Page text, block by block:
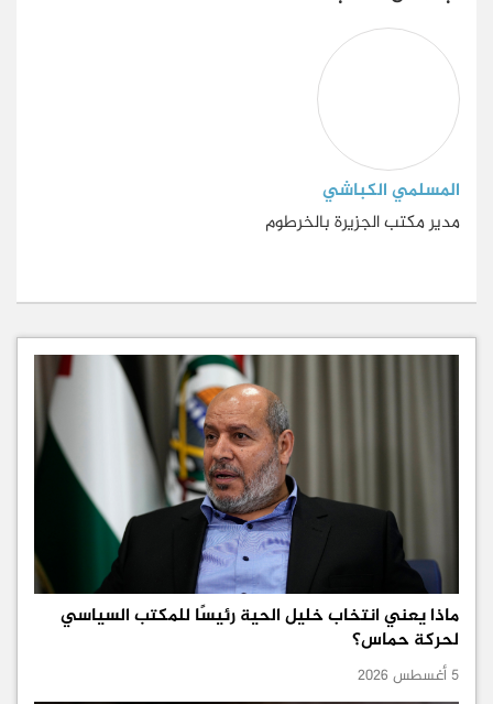
المسلمي الكباشي
مدير مكتب الجزيرة بالخرطوم
ماذا يعني انتخاب خليل الحية رئيسًا للمكتب السياسي
لحركة حماس؟
5 أغسطس 2026